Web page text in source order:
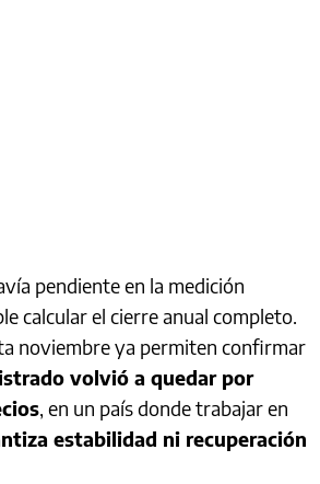
pendiente en la medición
calcular el cierre anual completo.
noviembre ya permiten confirmar
volvió a quedar por
, en un país donde trabajar en
estabilidad ni recuperación